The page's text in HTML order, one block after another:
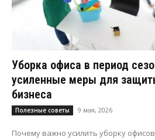
Уборка офиса в период
усиленные меры для
бизнеса
Полезные советы 9 мая, 2026
Почему важно усилить уборку